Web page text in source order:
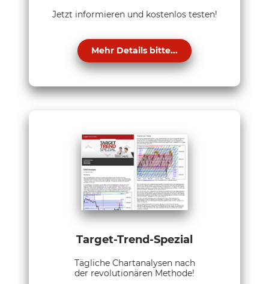
Jetzt informieren und kostenlos testen!
Mehr Details bitte...
Target-Trend-Spezial
Tägliche Chartanalysen nach
der revolutionären Methode!